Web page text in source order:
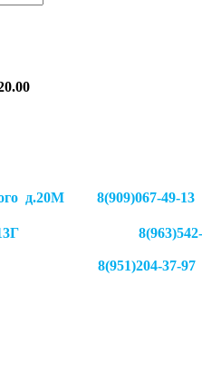
д.20М
д.13Г
8(951)204-37-97